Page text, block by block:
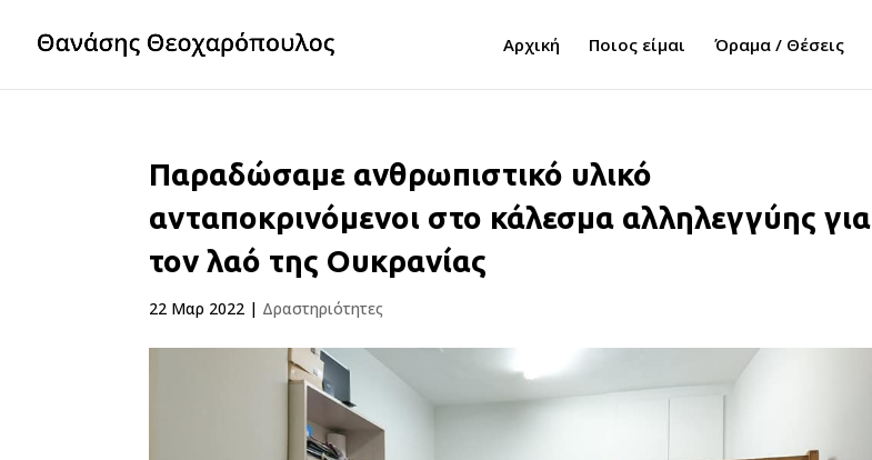
Αρχική Ποιος είμαι Όραμα / Θέσεις
Παραδώσαμε ανθρωπιστικό υλικό
ανταποκρινόμενοι στο κάλεσμα αλληλεγγύης για
τον λαό της Ουκρανίας
22 Μαρ 2022 | Δραστηριότητες